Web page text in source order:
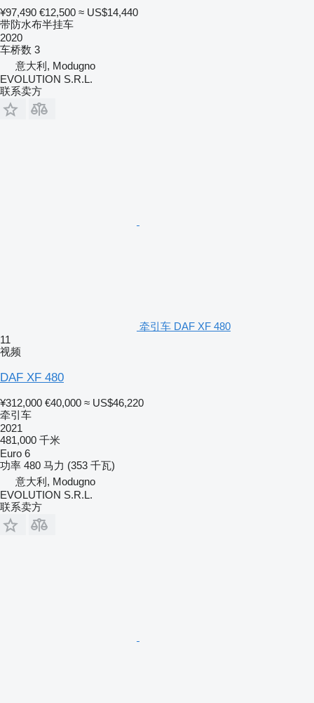
¥97,490 €12,500 ≈ US$14,440
带防水布半挂车
2020
车桥数 3
意大利, Modugno
EVOLUTION S.R.L.
联系卖方
牵引车 DAF XF 480
11
视频
DAF XF 480
¥312,000 €40,000 ≈ US$46,220
牵引车
2021
481,000 千米
Euro 6
功率 480 马力 (353 千瓦)
意大利, Modugno
EVOLUTION S.R.L.
联系卖方